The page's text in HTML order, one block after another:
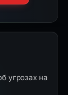
угрозах на